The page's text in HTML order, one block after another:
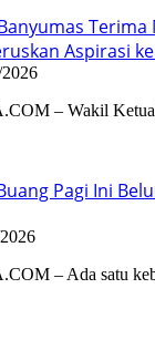
Terima
Aspirasi ke
– Wakil Ketua
Pagi Ini
– Ada satu